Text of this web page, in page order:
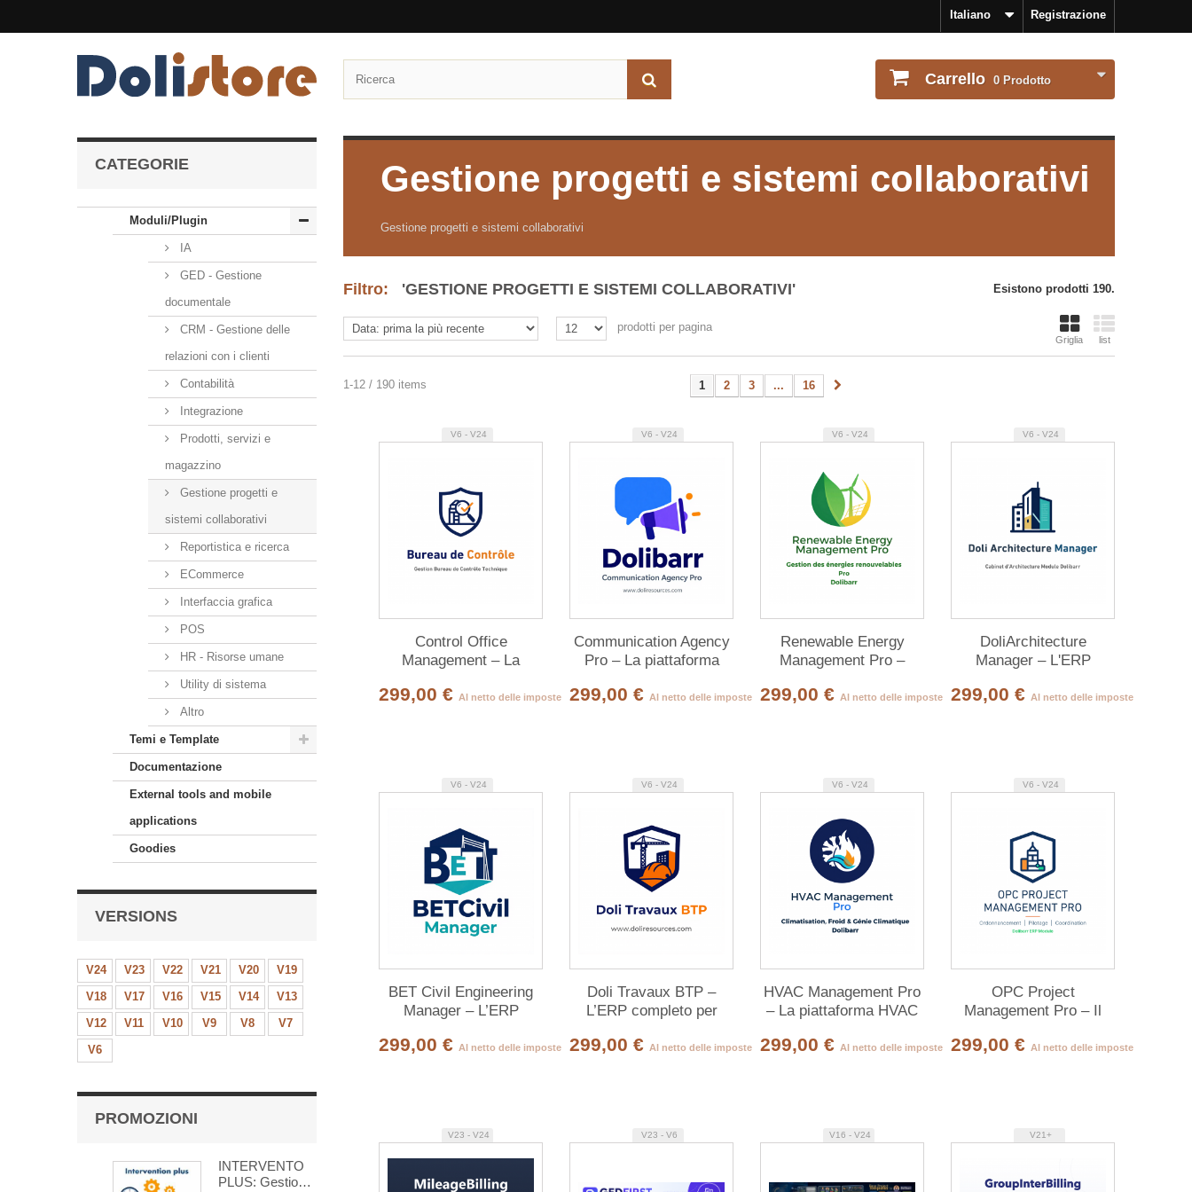
Registrazione
Italiano
Carrello 0 Prodotto
CATEGORIE
Moduli/Plugin
IA
GED - Gestione
documentale
CRM - Gestione delle
relazioni con i clienti
Contabilità
Integrazione
Prodotti, servizi e
magazzino
Gestione progetti e
sistemi collaborativi
Reportistica e ricerca
ECommerce
Interfaccia grafica
POS
HR - Risorse umane
Utility di sistema
Altro
Temi e Template
Documentazione
External tools and mobile
applications
Goodies
VERSIONS
V24 V23 V22 V21 V20
V19
V18
V17 V16 V15 V14
V13
V12
V11 V10 V9 V8
V7
V6
PROMOZIONI
INTERVENTO
PLUS: Gestione
Gestione progetti e sistemi collaborativi
Gestione progetti e sistemi collaborativi
Filtro: 'GESTIONE PROGETTI E SISTEMI COLLABORATIVI' Esistono prodotti 190.
Griglia list
prodotti per pagina
1 2 3 ... 16
1-12 / 190 items
V6 - V24
Control Office
Management – La
per l’ufficio di controllo
299,00 € Al netto delle imposte
V6 - V24
Communication Agency
Pro – La piattaforma
comunicazione
299,00 € Al netto delle imposte
V6 - V24
Renewable Energy
Management Pro –
energie rinnovabili
299,00 € Al netto delle imposte
V6 - V24
DoliArchitecture
Manager – L'ERP
architettura
299,00 € Al netto delle imposte
V6 - V24
BET Civil Engineering
Manager – L’ERP
tecnici di ingegneria
299,00 € Al netto delle imposte
V6 - V24
Doli Travaux BTP –
L’ERP completo per
Dolibarr
299,00 € Al netto delle imposte
V6 - V24
HVAC Management Pro
– La piattaforma HVAC
299,00 € Al netto delle imposte
V6 - V24
OPC Project
Management Pro – Il
Cantiere per Dolibarr
299,00 € Al netto delle imposte
V23 - V24 V23 - V6 V16 - V24 V21+